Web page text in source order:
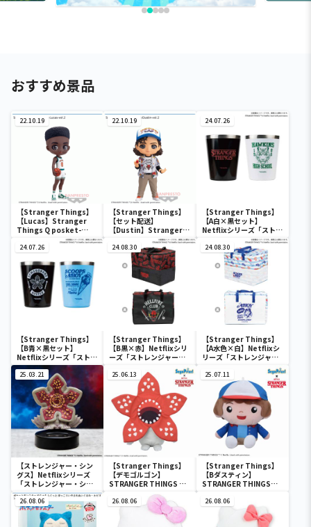
おすすめ景品
22.10.19
【Stranger Things】
【Lucas】Stranger
Things Q posket-
22.10.19
【Stranger Things】
【セット配送】
【Dustin】Stranger
Things Q posket-
Dustin-vol.2
24.07.26
【Stranger Things】
【A白×黒セット】
Netflixシリーズ「ストレ
ンジャー・シングス 未知
の世界 」 ステンレスタン
ブラーセット
24.07.26
【Stranger Things】
【B青×黒セット】
Netflixシリーズ「ストレ
ンジャー・シングス 未知
の世界 」 ステンレスタン
ブラーセット
24.08.30
【Stranger Things】
【B黒×赤】Netflixシリ
ーズ「ストレンジャー・
シングス 未知の世界」 保
冷保温BIGマルチバッグ
24.08.30
【Stranger Things】
【A水色×白】Netflixシ
リーズ「ストレンジャ
界」 保冷保温BIGマルチ
25.03.21
【ストレンジャー・シン
グス】Netflixシリーズ
「ストレンジャー・シン
グス 未知の世界 」 デモゴ
ルゴンゆらゆらソーラー
マスコット
25.06.13
【Stranger Things】
【デモゴルゴン】
STRANGER THINGS M
25.07.11
【Stranger Things】
【Bダスティン】
STRANGER THINGS
26.08.06 26.08.06 26.08.06